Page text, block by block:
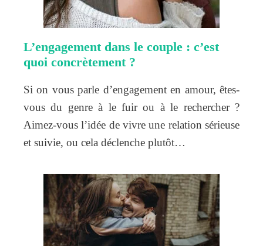
L’engagement dans le couple : c’est
quoi concrètement ?
Si on vous parle d’engagement en amour, êtes-
vous du genre à le fuir ou à le rechercher ?
Aimez-vous l’idée de vivre une relation sérieuse
et suivie, ou cela déclenche plutôt…